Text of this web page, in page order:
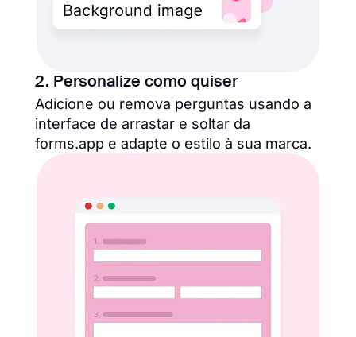
2. Personalize como quiser
Adicione ou remova perguntas usando a
interface de arrastar e soltar da
forms.app e adapte o estilo à sua marca.